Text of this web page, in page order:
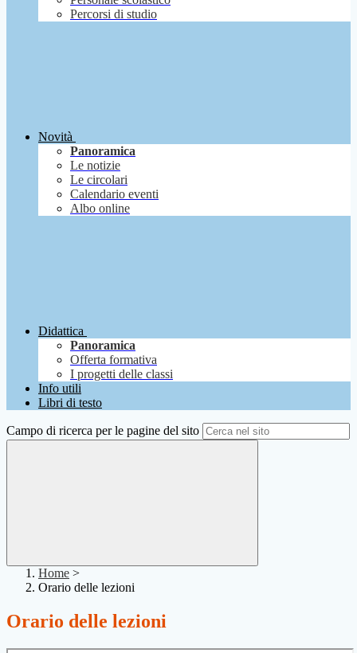
Percorsi di studio
Novità
Panoramica
Le notizie
Le circolari
Calendario eventi
Albo online
Didattica
Panoramica
Offerta formativa
I progetti delle classi
Info utili
Libri di testo
Campo di ricerca per le pagine del sito
Home >
Orario delle lezioni
Orario delle lezioni